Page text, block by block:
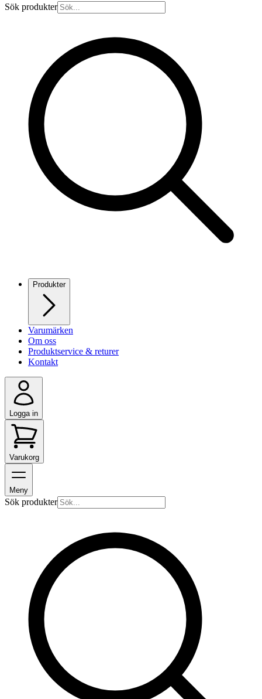
Sök produkter
Produkter
Varumärken
Om oss
Produktservice & returer
Kontakt
Logga in
Varukorg
Meny
Sök produkter